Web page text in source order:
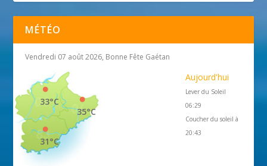
MÉTÉO
Vendredi 07 août 2026, Bonne Fête Gaétan
35°C
33°C
31°C
Aujourd'hui
Lever du Soleil
06:29
Coucher du soleil à
20:43